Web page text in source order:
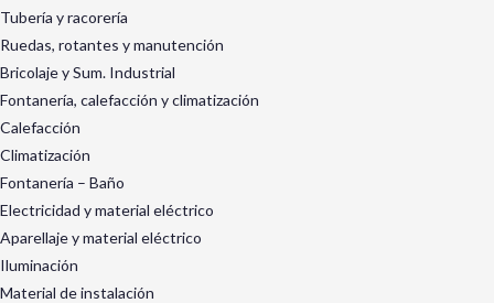
Tubería y racorería
Ruedas, rotantes y manutención
Bricolaje y Sum. Industrial
Fontanería, calefacción y climatización
Calefacción
Climatización
Fontanería – Baño
Electricidad y material eléctrico
Aparellaje y material eléctrico
Iluminación
Material de instalación